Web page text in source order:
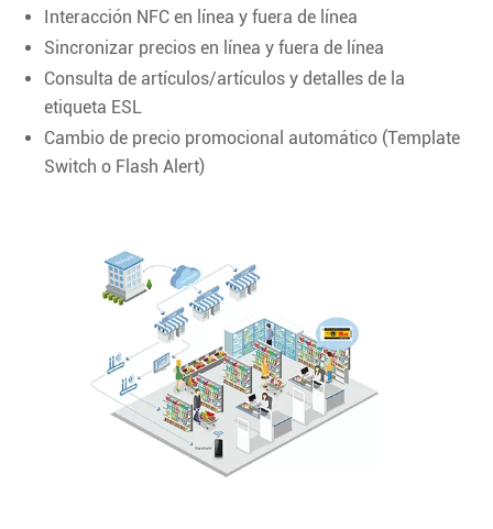
Interacción NFC en línea y fuera de línea
Sincronizar precios en línea y fuera de línea
Consulta de artículos/artículos y detalles de la
etiqueta ESL
Cambio de precio promocional automático (Template
Switch o Flash Alert)